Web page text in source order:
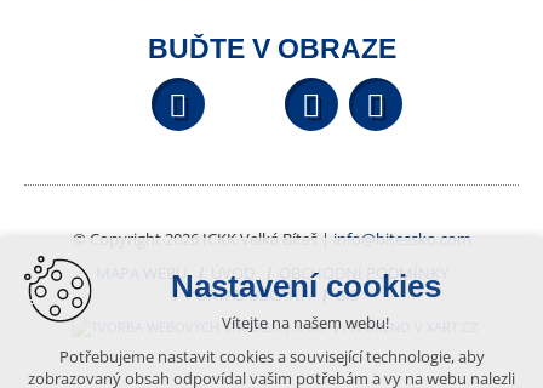
BUĎTE V OBRAZE
Facebook YouTube
© Copyright 2026 ICKK Velká Bíteš | info@bitessko.com
MAPA WEBU
ÚVOD
OBCHODNÍ PODMÍNKY
PORTÁL OBČANA
GIS
VYTVOŘENO V XART.CZ
Nastavení cookies
Vítejte na našem webu!
Potřebujeme nastavit cookies a související technologie, aby
zobrazovaný obsah odpovídal vašim potřebám a vy na webu nalezli